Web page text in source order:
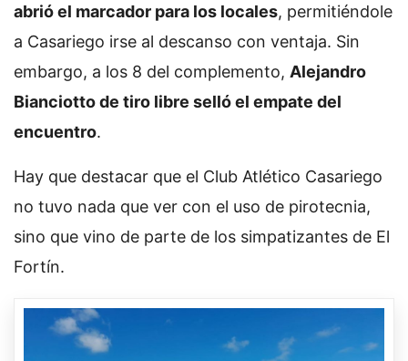
abrió el marcador para los locales, permitiéndole
a Casariego irse al descanso con ventaja. Sin
embargo, a los 8 del complemento, Alejandro
Bianciotto de tiro libre selló el empate del
encuentro.
Hay que destacar que el Club Atlético Casariego
no tuvo nada que ver con el uso de pirotecnia,
sino que vino de parte de los simpatizantes de El
Fortín.